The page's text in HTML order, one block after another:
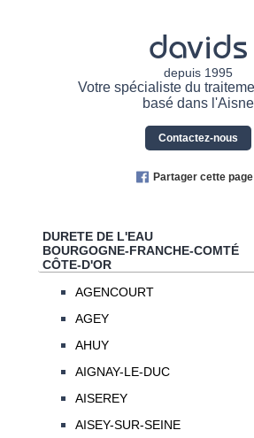
davids
depuis 1995
Votre spécialiste du
basé dans l'Aisne
Contactez-nous
Partager cette page
DURETE DE L'EAU
BOURGOGNE-FRANCHE-COMTÉ
CÔTE-D'OR
AGENCOURT
AGEY
AHUY
AIGNAY-LE-DUC
AISEREY
AISEY-SUR-SEINE